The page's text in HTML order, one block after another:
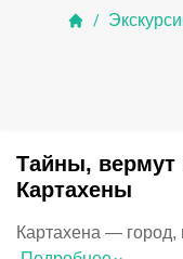
/
Тайны, вермут
Картахены
Картахена — город,
⌃